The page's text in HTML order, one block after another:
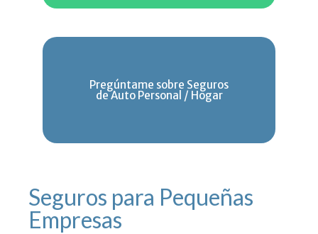
Pregúntame sobre Seguros
de Auto Personal / Hogar
Seguros para Pequeñas
Empresas